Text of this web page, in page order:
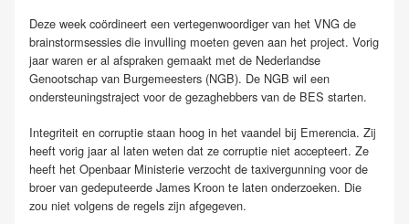
Deze week coördineert een vertegenwoordiger van het VNG de
brainstormsessies die invulling moeten geven aan het project. Vorig
jaar waren er al afspraken gemaakt met de Nederlandse
Genootschap van Burgemeesters (NGB). De NGB wil een
ondersteuningstraject voor de gezaghebbers van de BES starten.
Integriteit en corruptie staan hoog in het vaandel bij Emerencia. Zij
heeft vorig jaar al laten weten dat ze corruptie niet accepteert. Ze
heeft het Openbaar Ministerie verzocht de taxivergunning voor de
broer van gedeputeerde James Kroon te laten onderzoeken. Die
zou niet volgens de regels zijn afgegeven.